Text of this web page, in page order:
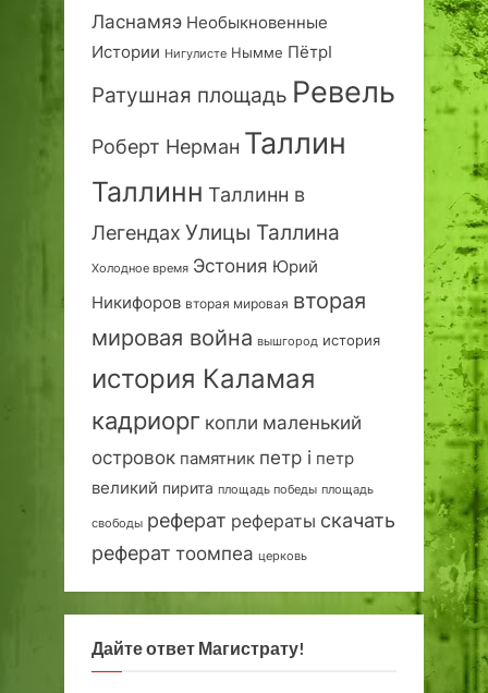
Ласнамяэ Необыкновенные
Истории Нигулисте Нымме ПётрI
Ратушная площадь Ревель
Роберт Нерман Таллин
Таллинн Таллинн в
Легендах Улицы Таллина
Холодное время Эстония Юрий
Никифоров вторая мировая вторая
мировая война вышгород история
история Каламая
кадриорг копли маленький
островок памятник петр i петр
великий пирита площадь победы площадь
свободы реферат рефераты скачать
реферат тоомпеа церковь
Дайте ответ Магистрату!